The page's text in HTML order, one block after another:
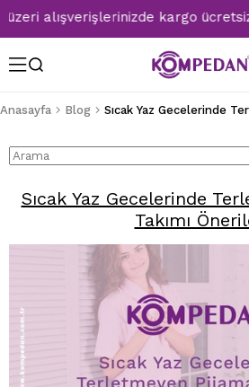
alışverişlerinizde kargo
Anasayfa Blog
Sıcak Yaz Gecelerinde
Takımı